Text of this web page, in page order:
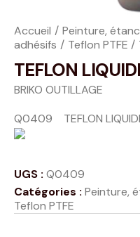
Accueil
Peinture,
adhésifs
Teflon PTFE
TEFLON
BRIKO OUTILLAGE
Q0409 TEFLON
UGS : Q0409
Catégories : Peinture,
Teflon PTFE